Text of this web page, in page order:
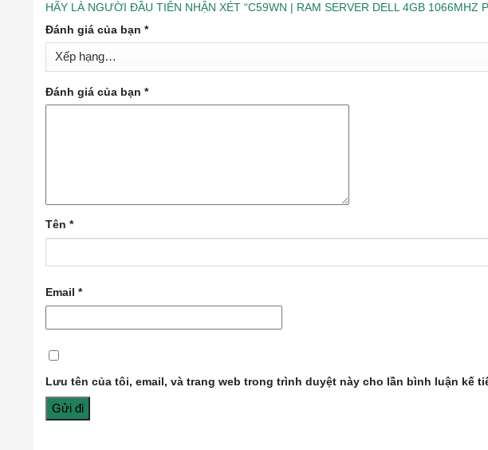
HÃY LÀ NGƯỜI ĐẦU TIÊN NHẬN XÉT “C59WN | RAM SERVER DELL 4GB 1066MHZ
Đánh giá của bạn *
Đánh giá của bạn *
Tên *
Email *
Lưu tên của tôi, email, và trang web trong trình duyệt này cho lần bình luận kế